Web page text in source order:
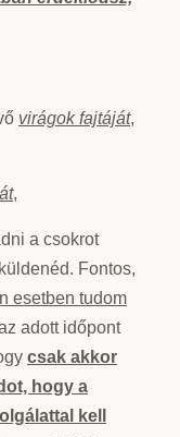
virágok fajtáját,
,
a csokrot
küldenéd. Fontos,
esetben tudom
adott időpont
csak akkor
hogy a
kell